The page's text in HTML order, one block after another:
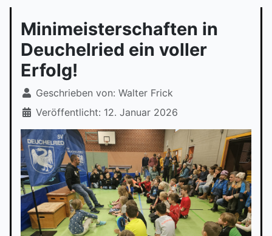
Minimeisterschaften in
Deuchelried ein voller
Erfolg!
Geschrieben von: Walter Frick
Veröffentlicht: 12. Januar 2026